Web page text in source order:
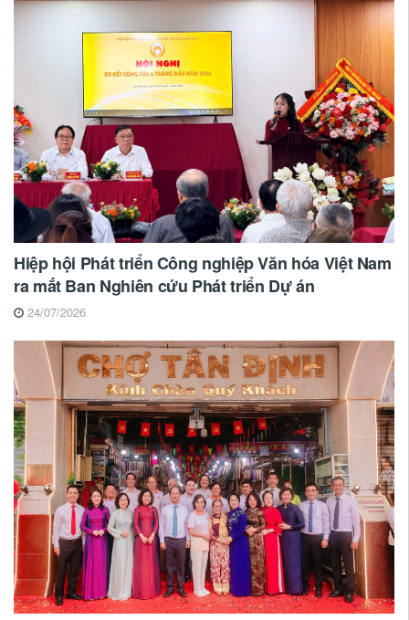
Hiệp hội Phát triển Công nghiệp Văn hóa Việt Nam
ra mắt Ban Nghiên cứu Phát triển Dự án
24/07/2026